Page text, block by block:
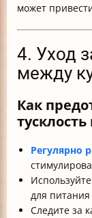
может
4. Уход
между
Как
Регулярно
для
Следите за